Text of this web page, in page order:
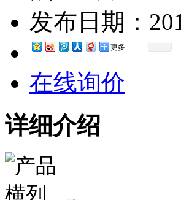
发布日期：
更多
在线询价
详细介绍